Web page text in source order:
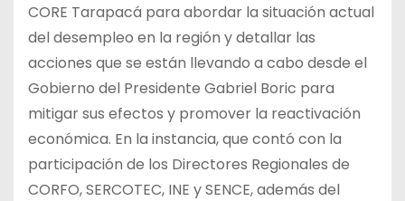
CORE Tarapacá para abordar la situación actual
del desempleo en la región y detallar las
acciones que se están llevando a cabo desde el
Gobierno del Presidente Gabriel Boric para
mitigar sus efectos y promover la reactivación
económica. En la instancia, que contó con la
participación de los Directores Regionales de
CORFO, SERCOTEC, INE y SENCE, además del